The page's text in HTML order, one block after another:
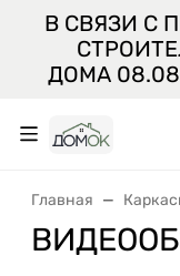
В СВЯЗИ С
ДОМА
Главная